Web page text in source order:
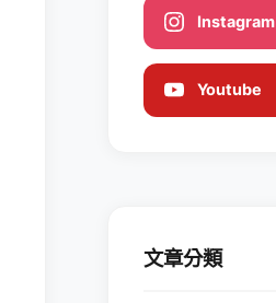
Instagram
Youtube
文章分類